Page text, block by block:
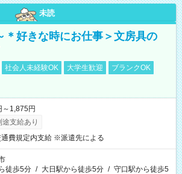
未読
＊好きな時にお仕事＞文房具の
社会人未経験OK 大学生歓迎
ブランクOK
1,875円
支給あり
通費規定内支給 ※派遣先による
徒歩5分 / 大日駅から徒歩5分 / 守口駅から徒歩5